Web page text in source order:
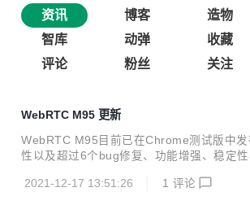
资讯 博客
造物
智库
动弹
收藏
评论
粉丝 关注
WebRTC M95 更新
WebRTC M95目前已在Chrome测试版中发
性以及超过6个bug修复、功能增强、稳定性
关内容，帮助开发者获得最新资讯，走在行
2021-12-17 13:51:26 1 评论